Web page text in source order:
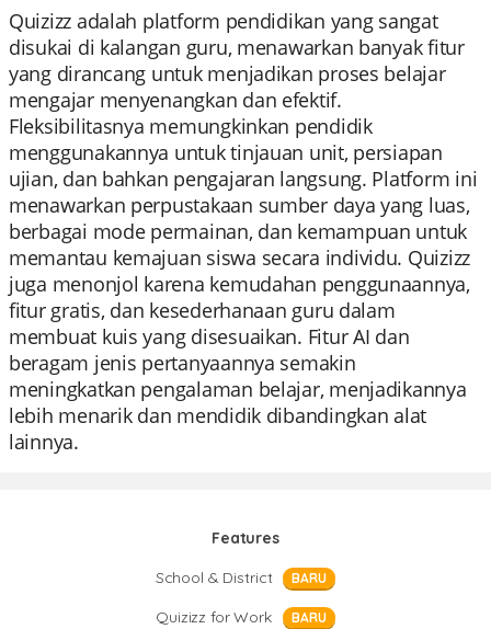
Quizizz adalah platform pendidikan yang sangat
disukai di kalangan guru, menawarkan banyak fitur
yang dirancang untuk menjadikan proses belajar
mengajar menyenangkan dan efektif.
Fleksibilitasnya memungkinkan pendidik
menggunakannya untuk tinjauan unit, persiapan
ujian, dan bahkan pengajaran langsung. Platform ini
menawarkan perpustakaan sumber daya yang luas,
berbagai mode permainan, dan kemampuan untuk
memantau kemajuan siswa secara individu. Quizizz
juga menonjol karena kemudahan penggunaannya,
fitur gratis, dan kesederhanaan guru dalam
membuat kuis yang disesuaikan. Fitur AI dan
beragam jenis pertanyaannya semakin
meningkatkan pengalaman belajar, menjadikannya
lebih menarik dan mendidik dibandingkan alat
lainnya.
Features
School & District
BARU
Quizizz for Work BARU